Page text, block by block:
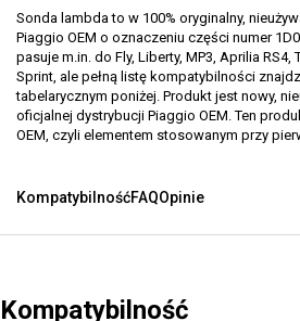
Sonda lambda to w 100% oryginalny,
Piaggio OEM o oznaczeniu części numer
pasuje m.in. do Fly, Liberty, MP3, Aprilia RS4,
Sprint, ale pełną listę kompatybilności
tabelarycznym poniżej. Produkt jest nowy,
oficjalnej dystrybucji Piaggio OEM. Ten
OEM, czyli elementem stosowanym przy
KompatybilnośćFAQOpinie
Kompatybilność